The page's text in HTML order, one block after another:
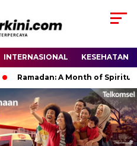
INTERNASIONAL KESEHATAN
Ramadan: A Month of Spiritual